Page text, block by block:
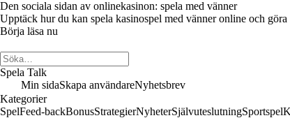
Den sociala sidan av onlinekasinon: spela med vänner
Upptäck hur du kan spela kasinospel med vänner online och
Börja läsa nu
Spela Talk
Min sidaSkapa användareNyhetsbrev
Kategorier
SpelFeed-backBonusStrategierNyheterSjälvuteslutningSportspel